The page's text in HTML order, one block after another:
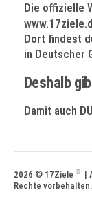
Die offizielle
Dort findest
in Deutscher
Deshalb
Damit auch
2026 © 17Ziele
|
Rechte vorbehalten.